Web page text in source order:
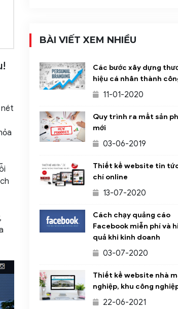
BÀI VIẾT XEM NHIỀU
Các bước xây dựng
hiệu cá nhân thành
11-01-2020
Quy trình ra mắt sản
mới
03-06-2019
Thiết kế website tin
chí online
13-07-2020
Cách chạy quảng cáo
Facebook miễn phí và
quả khi kinh doanh
03-07-2020
Thiết kế website nhà
nghiệp, khu công
22-06-2021